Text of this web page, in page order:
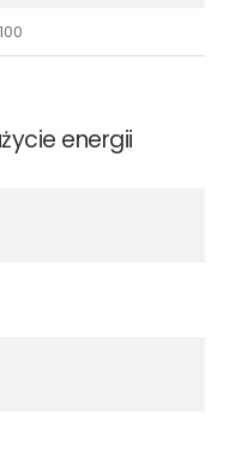
energii